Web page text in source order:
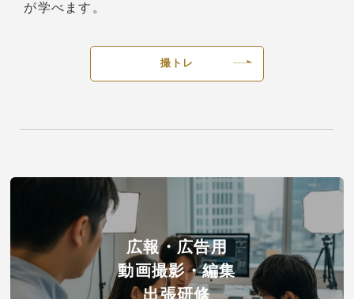
が学べます。
撮トレ
広報・広告用
動画撮影・編集
出張研修